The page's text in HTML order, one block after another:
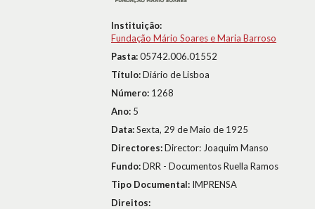
Instituição:
Fundação Mário Soares e Maria Barroso
Pasta:05742.006.01552
Título:Diário de Lisboa
Número: 1268
Ano: 5
Data:Sexta, 29 de Maio de 1925
Directores:Director: Joaquim Manso
Fundo:DRR - Documentos Ruella Ramos
Tipo Documental: IMPRENSA
Direitos: